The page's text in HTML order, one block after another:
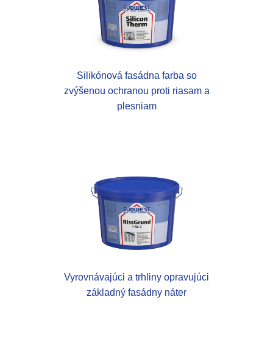
Silikónová fasádna farba so
zvýšenou ochranou proti riasam a
plesniam
Vyrovnávajúci a trhliny opravujúci
základný fasádny náter